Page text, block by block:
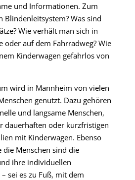
und Informationen. Zum
Blindenleitsystem? Was sind
Wie verhält man sich in
oder auf dem Fahrradweg? Wie
Kinderwagen gefahrlos von
wird in Mannheim von vielen
genutzt. Dazu gehören
und langsame Menschen,
dauerhaften oder kurzfristigen
mit Kinderwagen. Ebenso
Menschen sind die
ihre individuellen
sei es zu Fuß, mit dem